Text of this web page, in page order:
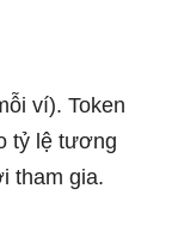
ví). Token
tỷ lệ tương
tham gia.